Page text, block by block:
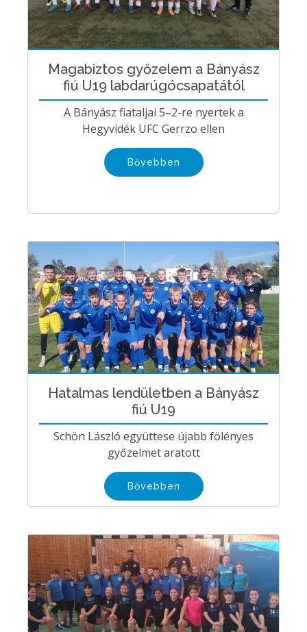
Magabiztos győzelem a Bányász
fiú U19 labdarúgócsapatától
A Bányász fiataljai 5–2-re nyertek a
Hegyvidék UFC Gerrzo ellen
Bővebben
Hatalmas lendületben a Bányász
fiú U19
Schön László együttese újabb fölényes
győzelmet aratott
Bővebben